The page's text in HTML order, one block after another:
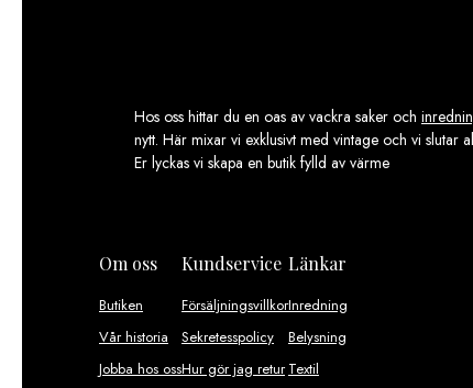
Hos oss hittar du en oas av vackra saker och
nytt. Här mixar vi exklusivt med vintage och vi slutar
Er lyckas vi skapa en butik fylld av värme
Om oss
Butiken
Vår historia
Jobba hos oss
Kundservice
Försäljningsvillkor
Sekretesspolicy
Hur gör jag retur
Länkar
Inredning
Belysning
Textil